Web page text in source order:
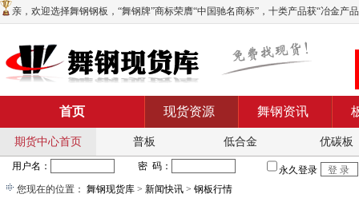
亲，欢迎选择舞钢钢板，“舞钢牌”商标荣膺“中国驰名商标”，十类产品获“冶金产
首页 现货资源 舞钢资讯
期货中心首页 普板 低合金 优碳板
您现在的位置： 舞钢现货库 > 新闻快讯 > 钢板行情